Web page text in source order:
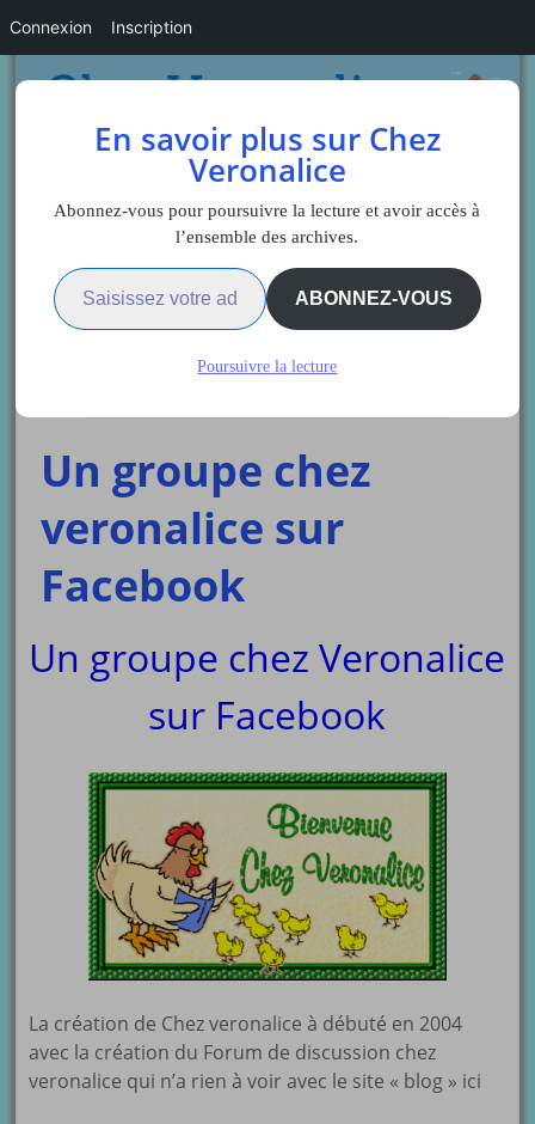
Sidebar
Un groupe chez
veronalice sur
Facebook
Un groupe chez Veronalice
sur Facebook
La création de Chez veronalice à débuté en 2004
avec la création du Forum de discussion chez
veronalice qui n’a rien à voir avec le site « blog » ici
En savoir plus sur Chez
Veronalice
Abonnez-vous pour poursuivre la lecture et avoir accès à
l’ensemble des archives.
Saisissez votre adresse e-mail…
ABONNEZ-VOUS
Poursuivre la lecture
Connexion Inscription